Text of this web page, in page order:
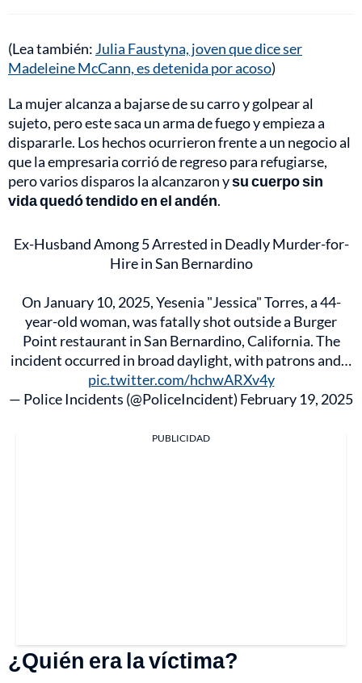
(Lea también: Julia Faustyna, joven que dice ser
Madeleine McCann, es detenida por acoso)
La mujer alcanza a bajarse de su carro y golpear al
sujeto, pero este saca un arma de fuego y empieza a
dispararle. Los hechos ocurrieron frente a un negocio al
que la empresaria corrió de regreso para refugiarse,
pero varios disparos la alcanzaron ysu cuerpo sin
vida quedó tendido en el andén.
Ex-Husband Among 5 Arrested in Deadly Murder-for-
Hire in San Bernardino
On January 10, 2025, Yesenia "Jessica" Torres, a 44-
year-old woman, was fatally shot outside a Burger
Point restaurant in San Bernardino, California. The
incident occurred in broad daylight, with patrons and…
pic.twitter.com/hchwARXv4y
— Police Incidents (@PoliceIncident) February 19, 2025
PUBLICIDAD
¿Quién era la víctima?